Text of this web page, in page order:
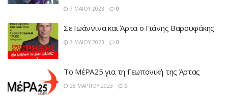
7 ΜΑΪ́ΟΥ 2023 0
Σε Ιωάννινα και Άρτα ο Γιάνης Βαρουφάκης
3 ΜΑΪ́ΟΥ 2023 0
Το MέPA25 για τη Γεωπονική της Άρτας
28 ΜΑΡΤΊΟΥ 2023 0